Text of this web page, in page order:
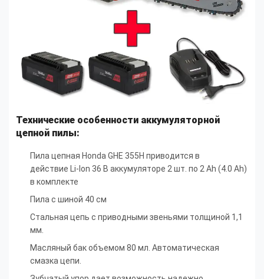
Технические особенности аккумуляторной
цепной пилы:
Пила цепная Honda GHE 355H приводится в
действие Li-Ion 36 В аккумуляторе 2 шт. по 2 Ah (4.0 Ah)
в комплекте
Пила с шиной 40 см
Стальная цепь с приводными звеньями толщиной 1,1
мм.
Масляный бак объемом 80 мл. Автоматическая
смазка цепи.